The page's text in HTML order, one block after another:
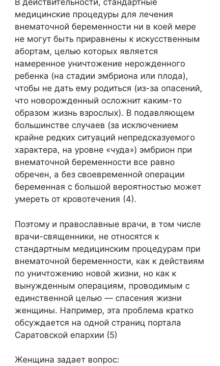
В действительности, стандартные
медицинские процедуры для лечения
внематочной беременности ни в коей мере
не могут быть приравнены к искусственным
абортам, целью которых является
намеренное уничтожение нерожденного
ребенка (на стадии эмбриона или плода),
чтобы не дать ему родиться (из-за опасений,
что новорожденный осложнит каким-то
образом жизнь взрослых). В подавляющем
большинстве случаев (за исключением
крайне редких ситуаций непредсказуемого
характера, на уровне «чуда») эмбрион при
внематочной беременности все равно
обречен, а без своевременной операции
беременная с большой вероятностью может
умереть от кровотечения (4).
Поэтому и православные врачи, в том числе
врачи-священники, не относятся к
стандартным медицинским процедурам при
внематочной беременности, как к действиям
по уничтожению новой жизни, но как к
вынужденным операциям, проводимым с
единственной целью — спасения жизни
женщины. Например, эта проблема кратко
обсуждается на одной страниц портала
Саратовской епархии (5)
Женщина задает вопрос: